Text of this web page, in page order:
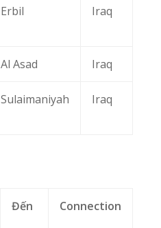
Erbil Iraq
Al Asad Iraq
Sulaimaniyah Iraq
Đến Connection